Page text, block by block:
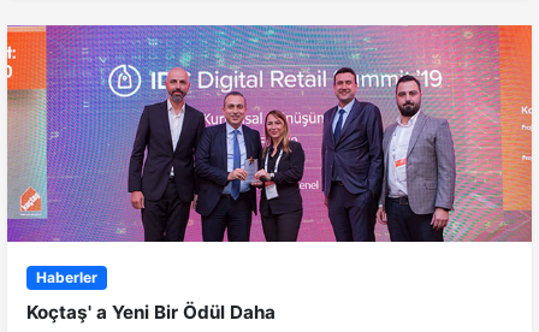
Haberler
Koçtaş' a Yeni Bir Ödül Daha